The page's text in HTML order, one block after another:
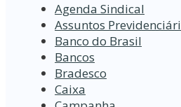
Agenda Sindical
Assuntos
Banco do Brasil
Bancos
Bradesco
Caixa